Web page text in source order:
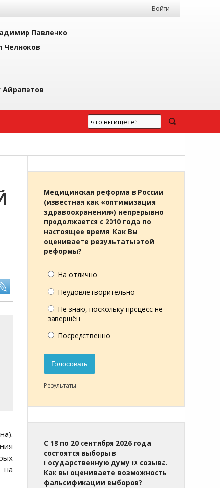
Войти
Павленко
Челноков
Айрапетов
на
Медицинская реформа в России
(известная как «оптимизация
здравоохранения») непрерывно
продолжается с 2010 года по
настоящее время. Как Вы
оцениваете результаты этой
реформы?
На отлично
Неудовлетворительно
Не знаю, поскольку процесс не
завершён
Посредственно
Голосовать
Результаты
С 18 по 20 сентября 2026 года
состоятся выборы в
Государственную думу IX созыва.
Как вы оцениваете возможность
фальсификации выборов?